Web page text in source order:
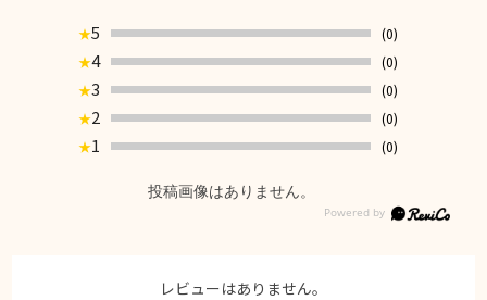
★5
(0)
★4
(0)
★3
(0)
★2
(0)
★1 (0)
投稿画像はありません。
レビューはありません。